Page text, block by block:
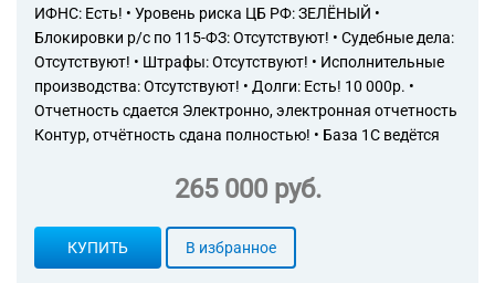
ИФНС: Есть! • Уровень риска ЦБ РФ: ЗЕЛЁНЫЙ •
Блокировки р/с по 115-ФЗ: Отсутствуют! • Судебные дела:
Отсутствуют! • Штрафы: Отсутствуют! • Исполнительные
производства: Отсутствуют! • Долги: Есть! 10 000р. •
Отчетность сдается Электронно, электронная отчетность
Контур, отчётность сдана полностью! • База 1С ведётся
265 000 руб.
КУПИТЬ В избранное